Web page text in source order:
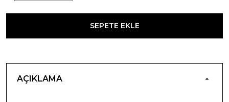
SEPETE EKLE
AÇIKLAMA